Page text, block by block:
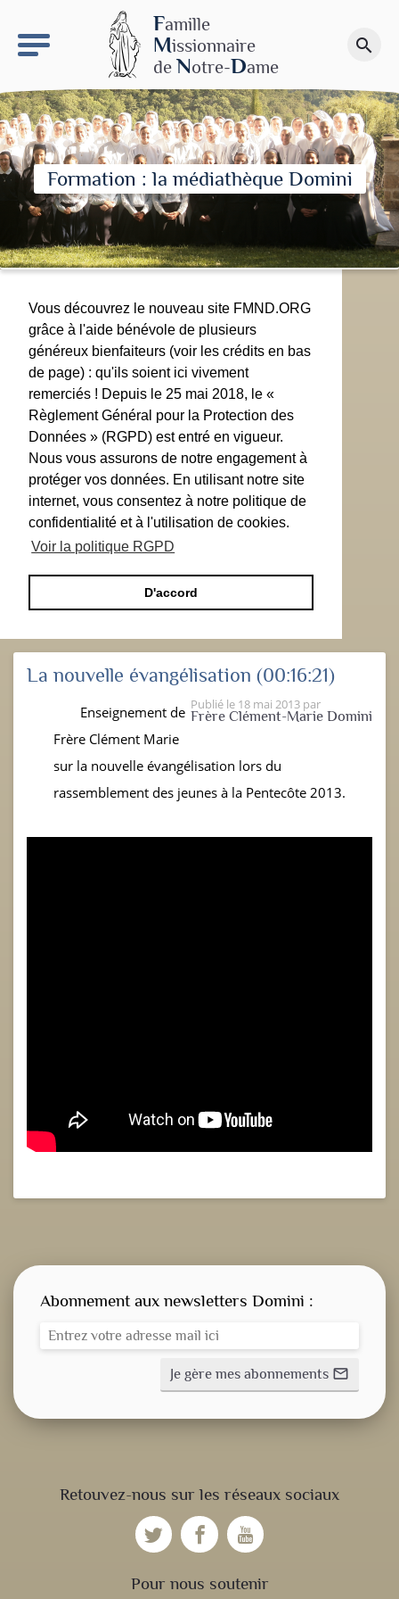
Famille
Missionnaire
de Notre-Dame
search
Faire un don
Formation : la médiathèque Domini
Vous découvrez le nouveau site FMND.ORG
grâce à l'aide bénévole de plusieurs
généreux bienfaiteurs (voir les crédits en bas
de page) : qu'ils soient ici vivement
remerciés ! Depuis le 25 mai 2018, le «
Règlement Général pour la Protection des
Données » (RGPD) est entré en vigueur.
Nous vous assurons de notre engagement à
protéger vos données. En utilisant notre site
internet, vous consentez à notre politique de
confidentialité et à l'utilisation de cookies.
Voir la politique RGPD
D'accord
La nouvelle évangélisation (00:16:21)
Publié le 18 mai 2013 par
Frère Clément-Marie Domini
Enseignement de
Frère Clément Marie
sur la nouvelle évangélisation lors du
rassemblement des jeunes à la Pentecôte 2013.
Retouvez-nous sur les réseaux sociaux
Pour nous soutenir
Abonnement aux newsletters Domini :
Je gère mes abonnements mail_outline